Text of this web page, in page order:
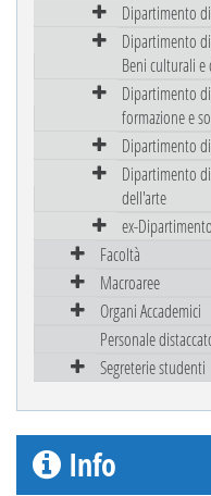
Dipartimento
Dipartimento
Beni culturali
Dipartimento
formazione e
Dipartimento
Dipartimento
dell'arte
ex-
Facoltà
Macroaree
Organi Accademici
Personale
Segreterie studenti
Info